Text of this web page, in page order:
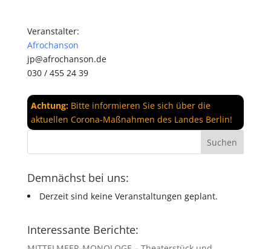
Veranstalter:
Afrochanson
jp@afrochanson.de
030 / 455 24 39
Achtung:Bitte informieren Sie sich über die
aktuellen Corona-Maßnahmen des Landes Berlin!
Demnächst bei uns:
Derzeit sind keine Veranstaltungen geplant.
Interessante Berichte: